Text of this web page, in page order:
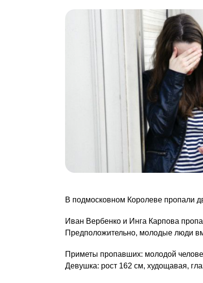
В подмосковном Королеве пропали
Иван Вербенко и Инга Карпова
Предположительно, молодые люди
Приметы пропавших: молодой
Девушка: рост 162 см, худощавая,